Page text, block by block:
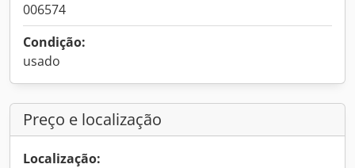
006574
Condição:
usado
Preço e localização
Localização: